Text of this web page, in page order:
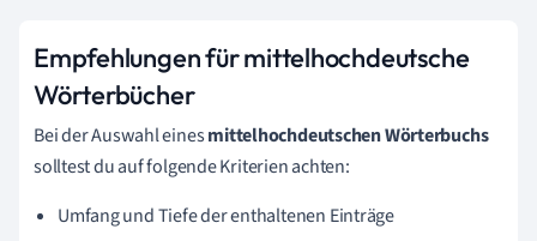
Empfehlungen für mittelhochdeutsche
Wörterbücher
Bei der Auswahl einesmittelhochdeutschen Wörterbuchs
solltest du auf folgende Kriterien achten:
Umfang und Tiefe der enthaltenen Einträge